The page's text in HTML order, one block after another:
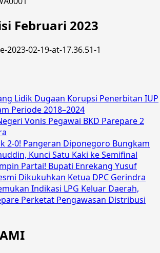
Februari 2023
Lidik Dugaan Korupsi Penerbitan IUP
Periode 2018–2024
Vonis Pegawai BKD Parepare 2
2-0! Pangeran Diponegoro Bungkam
Kunci Satu Kaki ke Semifinal
Partai! Bupati Enrekang Yusuf
Dikukuhkan Ketua DPC Gerindra
Indikasi LPG Keluar Daerah,
Perketat Pengawasan Distribusi